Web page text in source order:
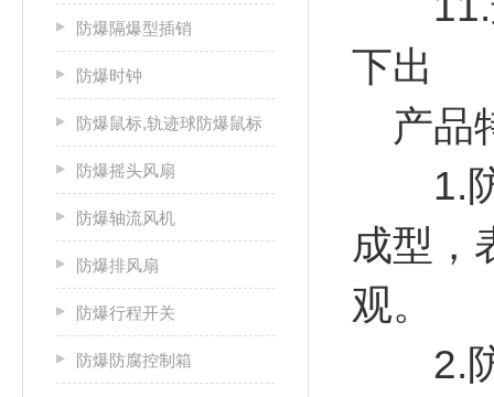
防爆隔爆型插销
防爆时钟
防爆鼠标,轨迹球防爆鼠标
防爆摇头风扇
防爆轴流风机
防爆排风扇
防爆行程开关
防爆防腐控制箱
下出
产品
1.防
成型，
观。
2.防